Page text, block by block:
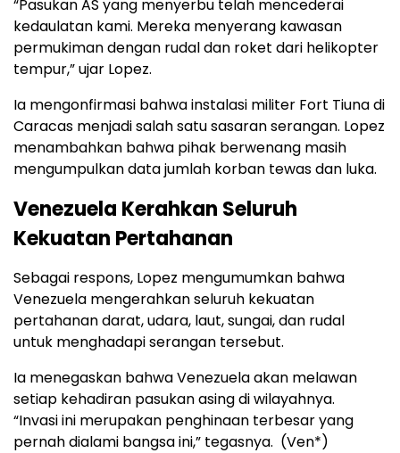
“Pasukan AS yang menyerbu telah mencederai
kedaulatan kami. Mereka menyerang kawasan
permukiman dengan rudal dan roket dari helikopter
tempur,” ujar Lopez.
Ia mengonfirmasi bahwa instalasi militer Fort Tiuna di
Caracas menjadi salah satu sasaran serangan. Lopez
menambahkan bahwa pihak berwenang masih
mengumpulkan data jumlah korban tewas dan luka.
Venezuela Kerahkan Seluruh
Kekuatan Pertahanan
Sebagai respons, Lopez mengumumkan bahwa
Venezuela mengerahkan seluruh kekuatan
pertahanan darat, udara, laut, sungai, dan rudal
untuk menghadapi serangan tersebut.
Ia menegaskan bahwa Venezuela akan melawan
setiap kehadiran pasukan asing di wilayahnya.
“Invasi ini merupakan penghinaan terbesar yang
pernah dialami bangsa ini,” tegasnya. (Ven*)